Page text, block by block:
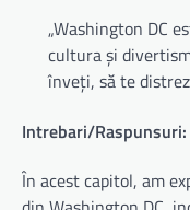
„Washington DC
cultura și
înveți, să te
Intrebari/
În acest capitol, am